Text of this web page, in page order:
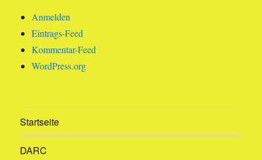
Anmelden
Eintrags-Feed
Kommentar-Feed
WordPress.org
Startseite
DARC